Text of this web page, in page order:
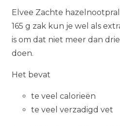
Elvee Zachte
165 g zak kun je wel als
is om dat niet meer dan
doen.
Het bevat
te veel calorieën
te veel verzadigd vet